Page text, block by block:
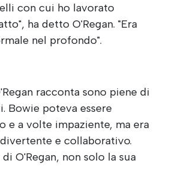
con cui ho lavorato
ha detto O'Regan. "Era
nel profondo".
racconta sono piene di
Bowie poteva essere
e a volte impaziente, ma era
e collaborativo.
O'Regan, non solo la sua